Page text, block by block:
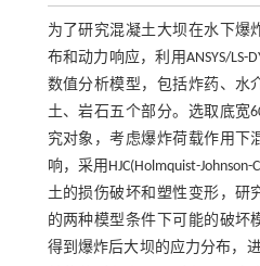
为了研究混凝土大坝在水下爆
布和动力响应，利用ANSYS/LS-
数值分析模型，包括炸药、水
土、岩石五个部分。选取底宽
究对象，考虑爆炸荷载作用下
响，采用HJC(Holmquist-
土的损伤破坏和塑性变形，研
的两种模型条件下可能的破坏
得到爆炸后大坝的应力分布，